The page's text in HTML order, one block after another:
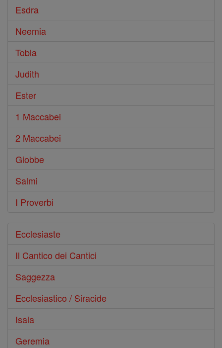
Esdra
Neemia
Tobia
Judith
Ester
1 Maccabei
2 Maccabei
Giobbe
Salmi
I Proverbi
Ecclesiaste
Il Cantico dei Cantici
Saggezza
Ecclesiastico / Siracide
Isaia
Geremia